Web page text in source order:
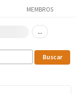
MEMBROS
...